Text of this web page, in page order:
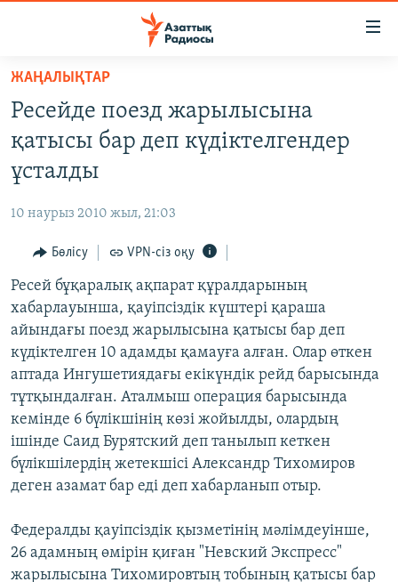
Skip
main
content
main
Navigation
Search
АДАМ ҚҰҚЫҚТАРЫ
ӘЛЕУМЕТ
ӘЛЕМ
АРНАЙЫ ЖОБАЛАР
Русский
ЖАЗЫЛЫҢЫЗ
Басқа тілдерде
ЖАҢАЛЫҚТАР
Ресейде поезд жарылысына
қатысы бар деп күдіктелгендер
ұсталды
10 наурыз 2010 жыл, 21:03
Бөлісу VPN-сіз оқу
Ресей бұқаралық ақпарат құралдарының
хабарлауынша, қауіпсіздік күштері қараша
айындағы поезд жарылысына қатысы бар деп
күдіктелген 10 адамды қамауға алған. Олар өткен
аптада Ингушетиядағы екікүндік рейд барысында
тұтқындалған. Аталмыш операция барысында
кемінде 6 бүлікшінің көзі жойылды, олардың
ішінде Саид Бурятский деп танылып кеткен
бүлікшілердің жетекшісі Александр Тихомиров
деген азамат бар еді деп хабарланып отыр.
Федералды қауіпсіздік қызметінің мәлімдеуінше,
26 адамның өмірін қиған "Невский Экспресс"
жарылысына Тихомировтың тобының қатысы бар